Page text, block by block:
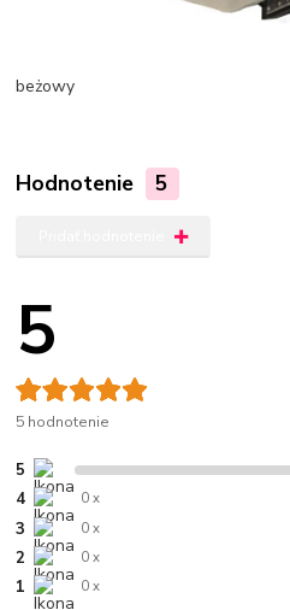
beżowy
Hodnotenie 5
5
5 hodnotenie
5
4 0 x
3 0 x
2 0 x
1 0 x